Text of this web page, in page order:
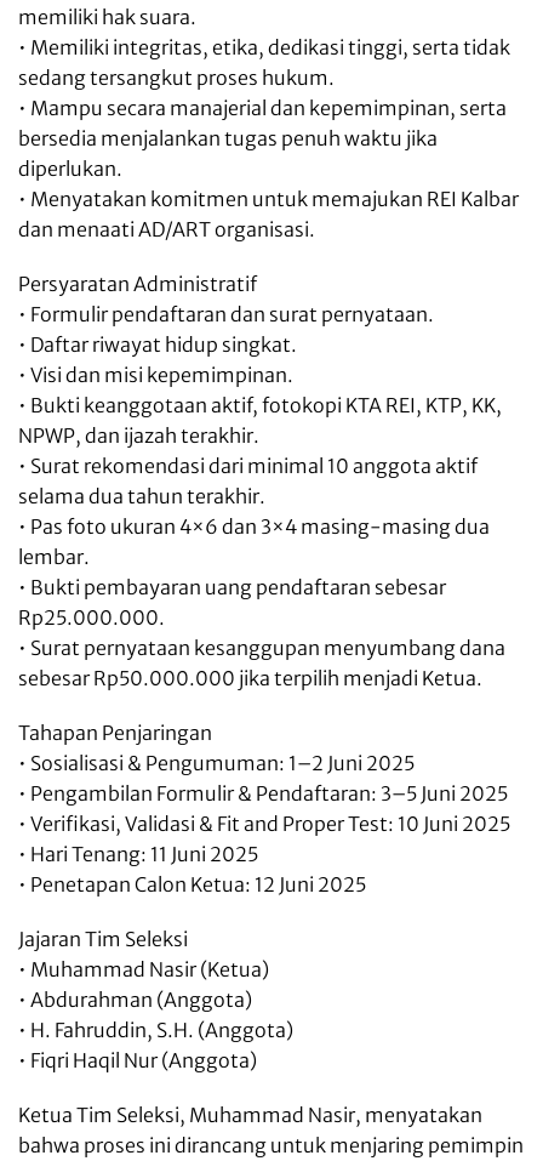
memiliki hak suara.
• Memiliki integritas, etika, dedikasi tinggi, serta tidak
sedang tersangkut proses hukum.
• Mampu secara manajerial dan kepemimpinan, serta
bersedia menjalankan tugas penuh waktu jika
diperlukan.
• Menyatakan komitmen untuk memajukan REI Kalbar
dan menaati AD/ART organisasi.
Persyaratan Administratif
• Formulir pendaftaran dan surat pernyataan.
• Daftar riwayat hidup singkat.
• Visi dan misi kepemimpinan.
• Bukti keanggotaan aktif, fotokopi KTA REI, KTP, KK,
NPWP, dan ijazah terakhir.
• Surat rekomendasi dari minimal 10 anggota aktif
selama dua tahun terakhir.
• Pas foto ukuran 4×6 dan 3×4 masing-masing dua
lembar.
• Bukti pembayaran uang pendaftaran sebesar
Rp25.000.000.
• Surat pernyataan kesanggupan menyumbang dana
sebesar Rp50.000.000 jika terpilih menjadi Ketua.
Tahapan Penjaringan
• Sosialisasi & Pengumuman: 1–2 Juni 2025
• Pengambilan Formulir & Pendaftaran: 3–5 Juni 2025
• Verifikasi, Validasi & Fit and Proper Test: 10 Juni 2025
• Hari Tenang: 11 Juni 2025
• Penetapan Calon Ketua: 12 Juni 2025
Jajaran Tim Seleksi
• Muhammad Nasir (Ketua)
• Abdurahman (Anggota)
• H. Fahruddin, S.H. (Anggota)
• Fiqri Haqil Nur (Anggota)
Ketua Tim Seleksi, Muhammad Nasir, menyatakan
bahwa proses ini dirancang untuk menjaring pemimpin